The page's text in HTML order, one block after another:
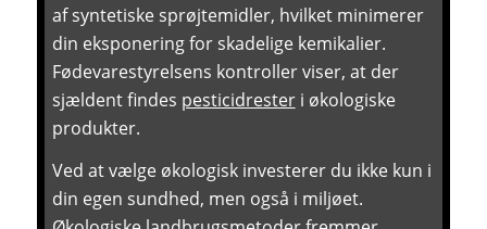
af syntetiske sprøjtemidler, hvilket minimerer
din eksponering for skadelige kemikalier.
Fødevarestyrelsens kontroller viser, at der
sjældent findes pesticidresteri økologiske
produkter.
Ved at vælge økologisk investerer du ikke kun i
din egen sundhed, men også i miljøet.